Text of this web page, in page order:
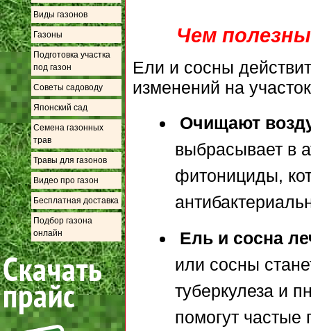
Виды газонов
Газоны
Подготовка участка
под газон
Советы садоводу
Японский сад
Семена газонных
трав
Травы для газонов
Видео про газон
Бесплатная доставка
Подбор газона
онлайн
Чем
Ели и сосны
изменений на
Очищают
выбрасывает в
фитонициды,
Ель и сосна
или сосны
туберкулеза и
помогут частые